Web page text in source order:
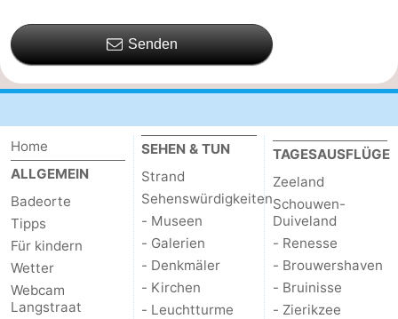
Senden
Home
ALLGEMEIN
Badeorte
Tipps
Für kindern
Wetter
Webcam
Langstraat
SEHEN & TUN
Strand
Sehenswürdigkeiten
- Museen
- Galerien
- Denkmäler
- Kirchen
- Leuchtturme
TAGESAUSFLÜGE
Zeeland
Schouwen-
Duiveland
- Renesse
- Brouwershaven
- Bruinisse
- Zierikzee